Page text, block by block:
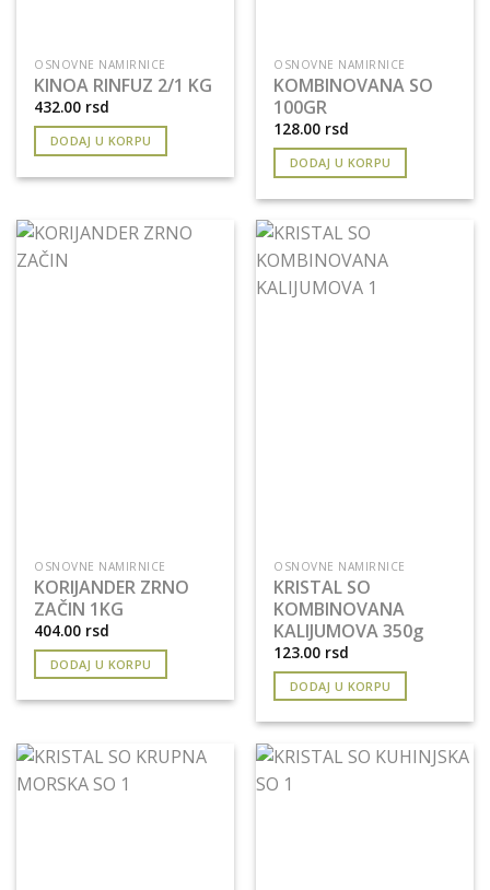
OSNOVNE NAMIRNICE
KINOA RINFUZ 2/1 KG
432.00 rsd
DODAJ U KORPU
OSNOVNE NAMIRNICE
KOMBINOVANA SO
100GR
128.00 rsd
DODAJ U KORPU
OSNOVNE NAMIRNICE
KORIJANDER ZRNO
ZAČIN 1KG
404.00 rsd
DODAJ U KORPU
OSNOVNE NAMIRNICE
KRISTAL SO
KOMBINOVANA
KALIJUMOVA 350g
123.00 rsd
DODAJ U KORPU